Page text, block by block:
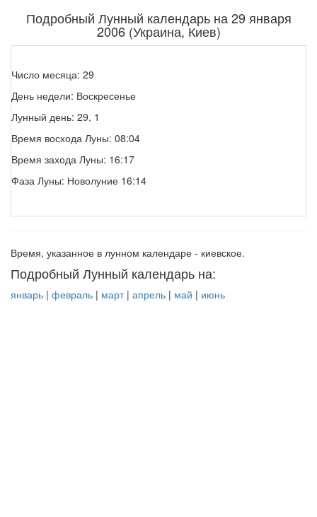
Подробный Лунный календарь на 29 января
2006 (Украина, Киев)
Число месяца: 29
День недели: Воскресенье
Лунный день: 29, 1
Время восхода Луны: 08:04
Время захода Луны: 16:17
Фаза Луны: Новолуние 16:14
Время, указанное в лунном календаре - киевское.
Подробный Лунный календарь на:
январь | февраль | март| апрель | май | июнь